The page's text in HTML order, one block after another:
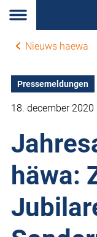
Nieuws haewa
Pressemeldungen
18. december 2020
häwa: